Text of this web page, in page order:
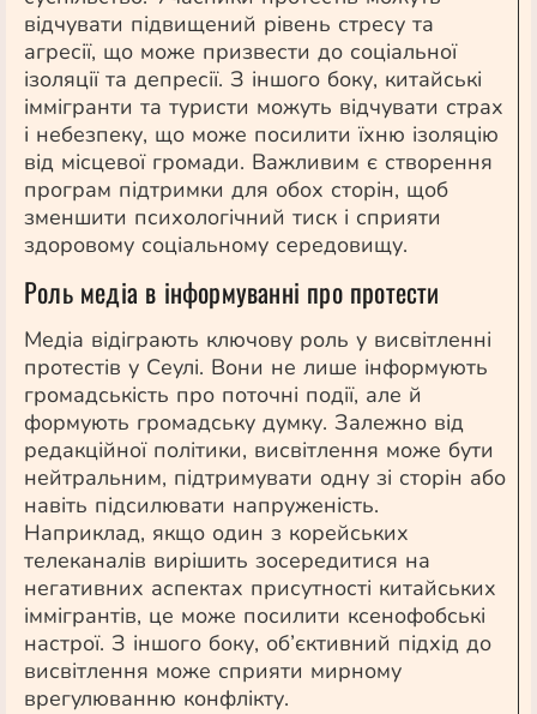
відчувати підвищений рівень стресу та
агресії, що може призвести до соціальної
ізоляції та депресії. З іншого боку, китайські
іммігранти та туристи можуть відчувати страх
і небезпеку, що може посилити їхню ізоляцію
від місцевої громади. Важливим є створення
програм підтримки для обох сторін, щоб
зменшити психологічний тиск і сприяти
здоровому соціальному середовищу.
Роль медіа в інформуванні про протести
Медіа відіграють ключову роль у висвітленні
протестів у Сеулі. Вони не лише інформують
громадськість про поточні події, але й
формують громадську думку. Залежно від
редакційної політики, висвітлення може бути
нейтральним, підтримувати одну зі сторін або
навіть підсилювати напруженість.
Наприклад, якщо один з корейських
телеканалів вирішить зосередитися на
негативних аспектах присутності китайських
іммігрантів, це може посилити ксенофобські
настрої. З іншого боку, об’єктивний підхід до
висвітлення може сприяти мирному
врегулюванню конфлікту.